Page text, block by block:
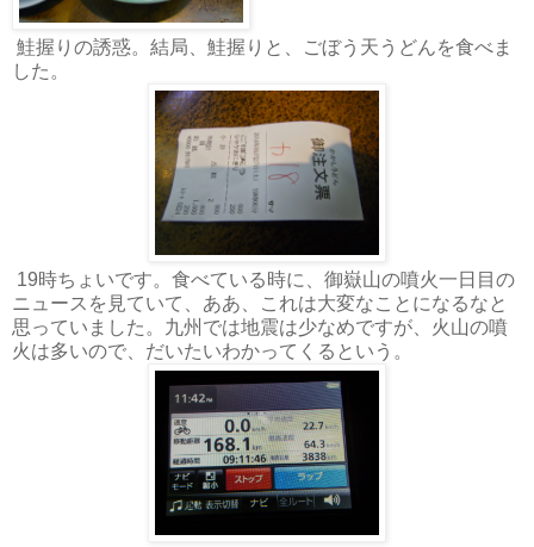
鮭握りの誘惑。結局、鮭握りと、ごぼう天うどんを食べま
した。
19時ちょいです。食べている時に、御嶽山の噴火一日目の
ニュースを見ていて、ああ、これは大変なことになるなと
思っていました。九州では地震は少なめですが、火山の噴
火は多いので、だいたいわかってくるという。